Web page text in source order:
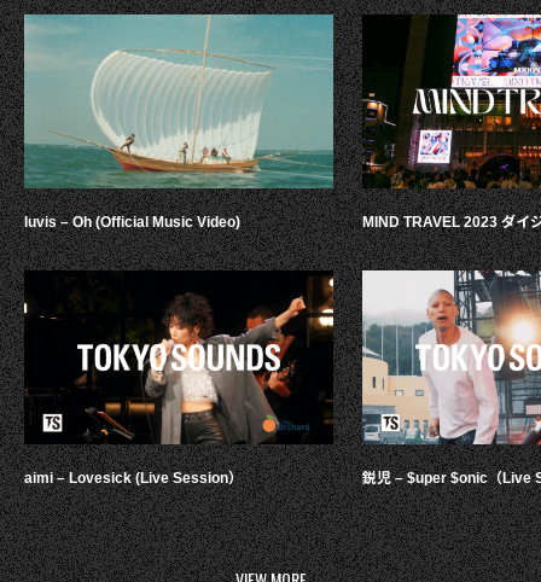
luvis – Oh (Official Music Video)
aimi – Lovesick (Live Session）
MIND TRAVEL 2023 ダイ
鋭児 – $uper $onic（Live